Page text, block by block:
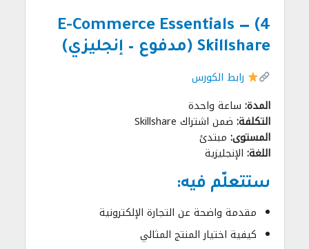
4) E-Commerce Essentials —
Skillshare (مدفوع – إنجليزي)
رابط الكورس
المدة: ساعة واحدة
التكلفة: ضمن اشتراك Skillshare
المستوى: مبتدئ
اللغة: الإنجليزية
ستتعلّم فيه:
مقدمة واضحة عن التجارة الإلكترونية
كيفية اختيار المنتج المثالي